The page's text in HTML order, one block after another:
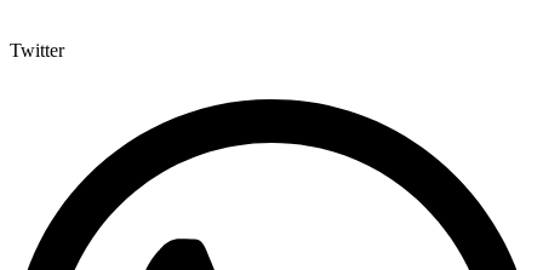
Twitter